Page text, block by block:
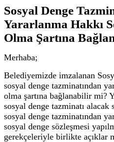
Sosyal Denge
Yararlanma Hakkı
Olma Şartına
Merhaba;
Belediyemizde imzalanan
sosyal denge tazminatından
olma şartına bağlanabilir mi?
sosyal denge tazminatı
sosyal denge tazminatından
sosyal denge sözleşmesi
gerekçeleriyle birlikte açıklar